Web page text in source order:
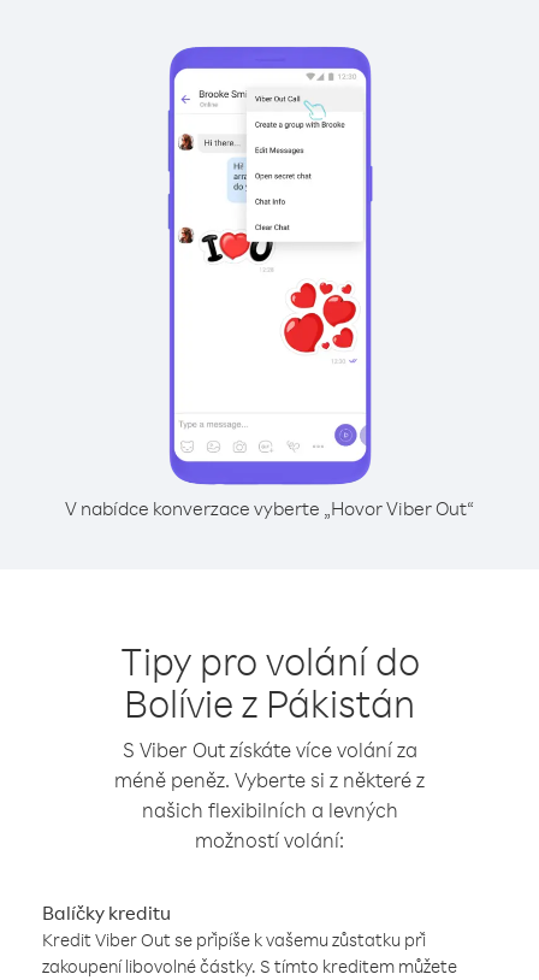
V nabídce konverzace vyberte „Hovor Viber Out“
Tipy pro volání do
Bolívie z Pákistán
S Viber Out získáte více volání za
méně peněz. Vyberte si z některé z
našich flexibilních a levných
možností volání:
Balíčky kreditu
Kredit Viber Out se připíše k vašemu zůstatku při
zakoupení libovolné částky. S tímto kreditem můžete